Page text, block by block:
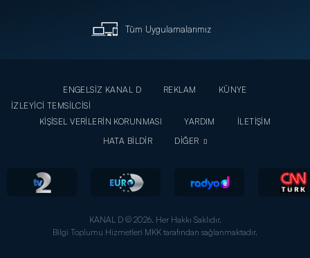
Tüm Uygulamalarımız
ENGELSİZ KANAL D REKLAM
KÜNYE
İZLEYİCİ TEMSİLCİSİ
KİŞİSEL VERİLERİN KORUNMASI
YARDIM
İLETİŞİM
HATA BİLDİR
DİĞER
KANAL D © 2026. Her Hakkı Saklıdır.
Bilgi Toplumu Hizmetleri MKK tarafından sağlanmaktadır.